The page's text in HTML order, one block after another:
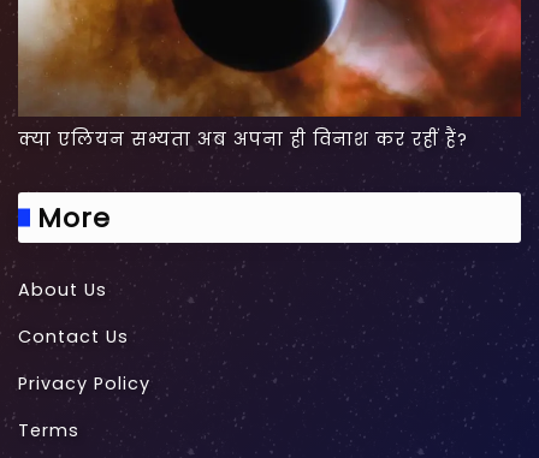
क्या एलियन सभ्यता अब अपना ही विनाश कर रहीं हैं?
More
About Us
Contact Us
Privacy Policy
Terms